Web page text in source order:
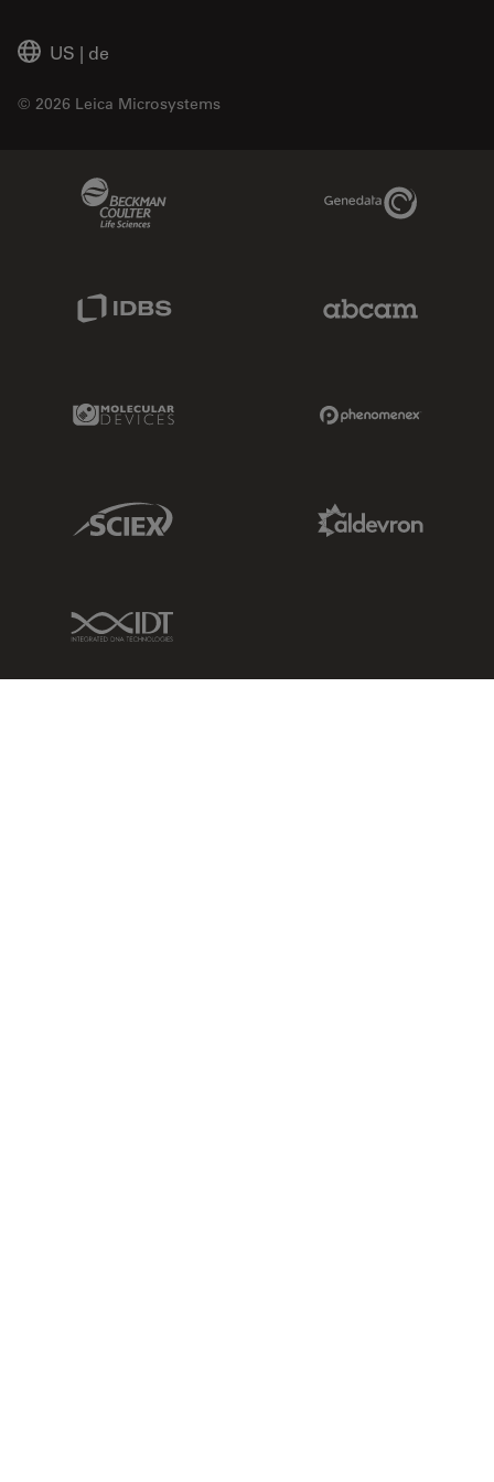
US | de
© 2026 Leica Microsystems
Genedata Link
Molecular Devices Link
Sciex Link
IDT Link